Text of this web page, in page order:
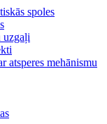
spoles
uzgaļi
atsperes mehānismu